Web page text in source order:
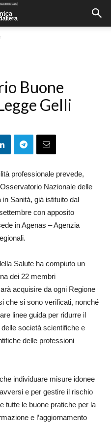
Buone
Gelli
professionale prevede,
Nazionale delle
Sanità, già istituito dal
con apposito
in Agenas – Agenzia
Salute ha compiuto un
dei 22 membri
acquisire da ogni Regione
che si sono verificati, nonché
linee guida per ridurre il
società scientifiche e
delle professioni
individuare misure idonee
e per gestire il rischio
tutte le buone pratiche per la
e l’aggiornamento